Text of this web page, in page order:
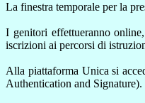
La finestra temporale per la
I genitori effettueranno
iscrizioni ai percorsi di
Alla piattaforma Unica si
Authentication and Signature).